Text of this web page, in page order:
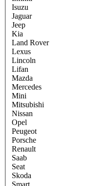
Isuzu
Jaguar
Jeep
Kia
Land Rover
Lexus
Lincoln
Lifan
Mazda
Mercedes
Mini
Mitsubishi
Nissan
Opel
Peugeot
Porsche
Renault
Saab
Seat
Skoda